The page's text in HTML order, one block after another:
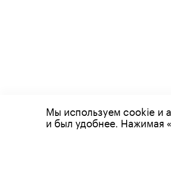
© 2026 Все права защищены
Мы используем cookie и
и был удобнее. Нажимая